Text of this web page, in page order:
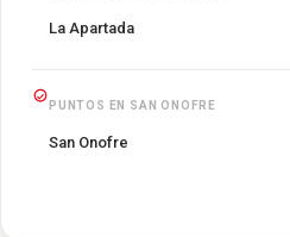
La Apartada
PUNTOS EN SAN ONOFRE
San Onofre